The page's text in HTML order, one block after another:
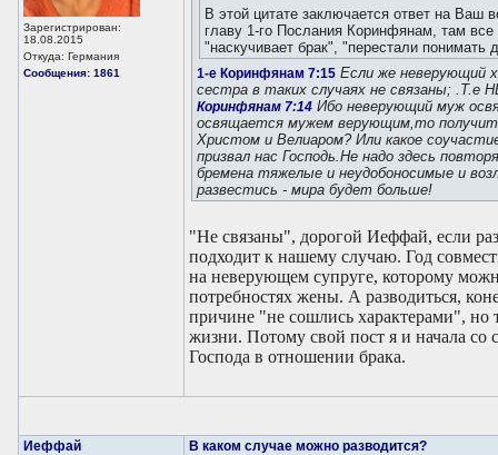
Зарегистрирован:
18.08.2015
Откуда: Германия
Сообщения: 1861
В этой цитате заключается ответ на Ваш
главу 1-го Послания Коринфянам, там
"наскучивает брак", "перестали понимать
1-е Коринфянам 7:15 Если же неверующий
сестра в таких случаях не связаны;
Коринфянам 7:14 Ибо неверующий муж
освящается мужем верующим,то
Христом и Велиаром? Или какое
призвал нас Господь.Не надо здесь
бремена тяжелые и неудобоносимые и
развестись - мира будет больше!
"Не связаны", дорогой Иеффай, если
подходит к нашему случаю. Год
на неверующем супруге, которому
потребностях жены. А разводиться,
причине "не сошлись характерами", но
жизни. Потому свой пост я и начала со
Господа в отношении брака.
Иеффай В каком случае можно разводится?